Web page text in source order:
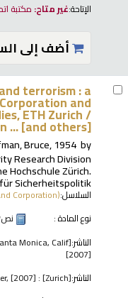
الإتاحة:غير متاح: مكتبة
أضف إلى
terrorism : a
and
ETH Zurich /
... [and others].
by
Bruce, 1954-
Research Division
Hochschule Zürich.
Sicherheitspolitik
السلاسل:Corporation)
نوع المادة :
نص
الناشر:
[2007]
الناشر:[Zurich] : CSS, an ETH Center, [2007]